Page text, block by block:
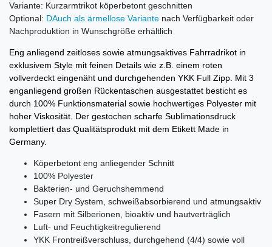
Variante: Kurzarmtrikot köperbetont geschnitten
Optional: DAuch als ärmellose Variante nach Verfügbarkeit oder
Nachproduktion in Wunschgröße erhältlich
Eng anliegend zeitloses sowie atmungsaktives Fahrradrikot in
exklusivem Style mit feinen Details wie z.B. einem roten
vollverdeckt eingenäht und durchgehenden YKK Full Zipp. Mit 3
enganliegend großen Rückentaschen ausgestattet besticht es
durch 100% Funktionsmaterial sowie hochwertiges Polyester mit
hoher Viskosität. Der gestochen scharfe Sublimationsdruck
komplettiert das Qualitätsprodukt mit dem Etikett Made in
Germany.
Köperbetont eng anliegender Schnitt
100% Polyester
Bakterien- und Geruchshemmend
Super Dry System, schweißabsorbierend und atmungsaktiv
Fasern mit Silberionen, bioaktiv und hautverträglich
Luft- und Feuchtigkeitregulierend
YKK Frontreißverschluss, durchgehend (4/4) sowie voll